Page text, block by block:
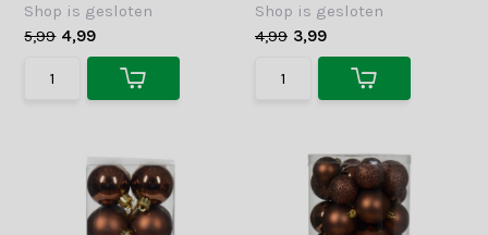
Shop is gesloten
5,99 4,99
Shop is gesloten
4,99 3,99